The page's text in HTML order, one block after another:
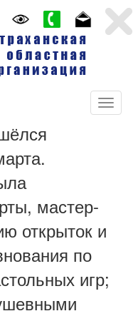
мастер-
открыток и
по
игр;